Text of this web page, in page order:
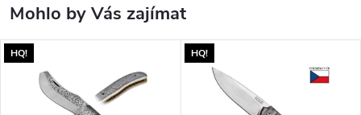
Mohlo by Vás zajímat
HQ! HQ!